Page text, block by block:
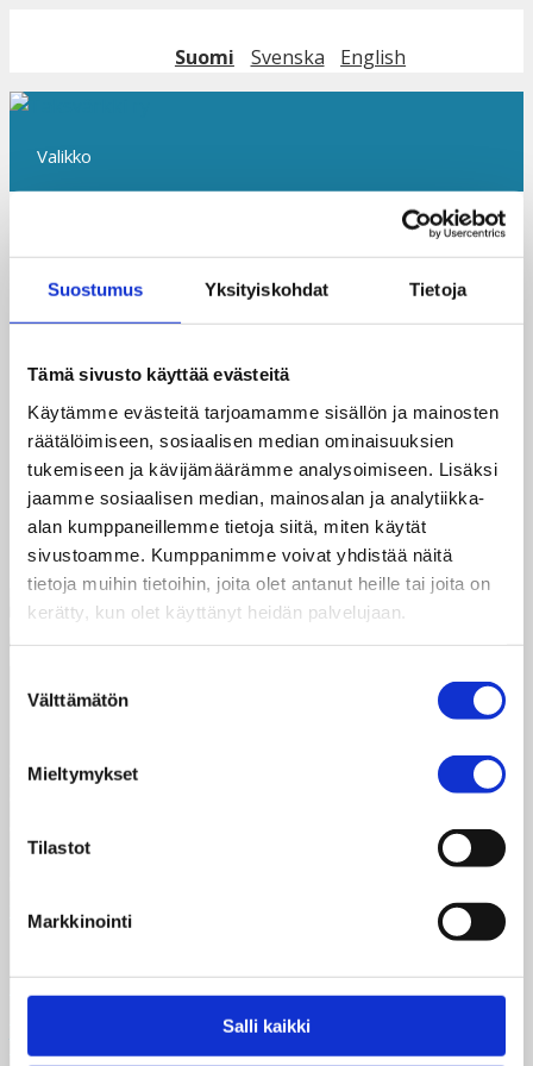
Suostumus Yksityiskohdat Tietoja
Tämä sivusto käyttää evästeitä
Käytämme evästeitä tarjoamamme sisällön ja mainosten
räätälöimiseen, sosiaalisen median ominaisuuksien
tukemiseen ja kävijämäärämme analysoimiseen. Lisäksi
jaamme sosiaalisen median, mainosalan ja analytiikka-
alan kumppaneillemme tietoja siitä, miten käytät
sivustoamme. Kumppanimme voivat yhdistää näitä
tietoja muihin tietoihin, joita olet antanut heille tai joita on
kerätty, kun olet käyttänyt heidän palvelujaan.
valinta
Välttämätön
Mieltymykset
Tilastot
Markkinointi
Salli kaikki
Suomi Svenska English
Valikko
CYECE Girls making
sanitary pads at Domirabay
primary school
Siltasaarenkatu 4, 7. krs,
taksvarkki@taksvarkki.fi
Taksvärkki-keräys